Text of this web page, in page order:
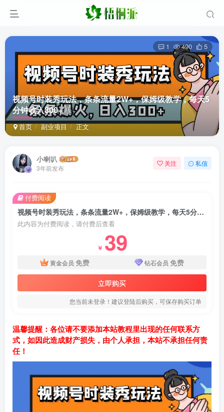
视频号时装秀玩法，条条流量2W+，保姆级教学，每天5
分钟收入300+
首页 副业项目 正文
1 490 5
小喇叭
3年前发布
关注 私信
视频号时装秀玩法，条条流量2W+，保姆级教学，每天5分钟收入300+
此内容为付费阅读，请付费后查看
￥ 39
黄金会员 免费 钻石会员 免费
立即购买
您当前未登录！建议登陆后购买，可保存购买订单
付费阅读
温馨提醒：各位请不要添加本站教程里出现的任何联系方
式，如因此造成财产损失，由个人承担，本站不承担任何责
任！